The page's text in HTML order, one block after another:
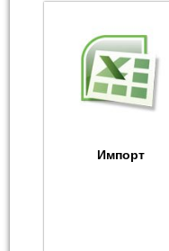
Импорт